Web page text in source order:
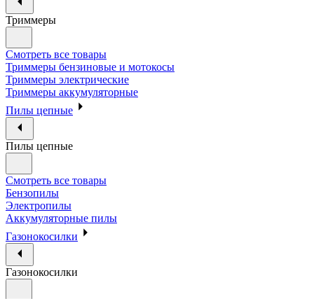
Триммеры
Смотреть все товары
Триммеры бензиновые и мотокосы
Триммеры электрические
Триммеры аккумуляторные
Пилы цепные
Пилы цепные
Смотреть все товары
Бензопилы
Электропилы
Аккумуляторные пилы
Газонокосилки
Газонокосилки